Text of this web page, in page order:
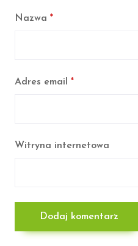
Nazwa *
Adres email *
Witryna internetowa